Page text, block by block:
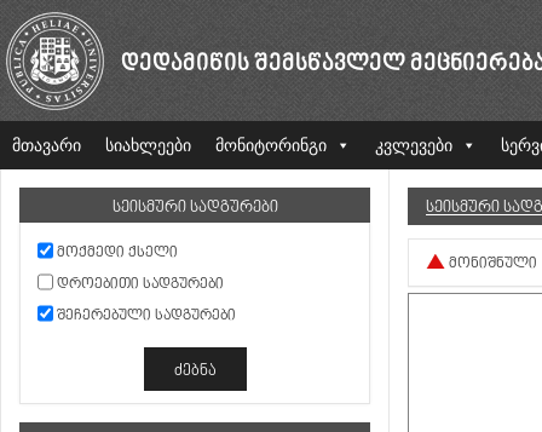
ᲓᲔᲓᲐᲛᲘᲬᲘᲡ ᲨᲔᲛᲡᲬᲐᲕᲚᲔᲚ
მთავარი სიახლეები მონიტორინგი კვლევები
ᲡᲔᲘᲡᲛᲣᲠᲘ ᲡᲐᲓᲒᲣᲠᲔᲑᲘ
ᲛᲝᲥᲛᲔᲓᲘ ᲥᲡᲔᲚᲘ
ᲓᲠᲝᲔᲑᲘᲗᲘ ᲡᲐᲓᲒᲣᲠᲔᲑᲘ
ᲨᲔᲩᲔᲠᲔᲑᲣᲚᲘ ᲡᲐᲓᲒᲣᲠᲔᲑᲘ
ᲡᲔᲘᲡᲛᲣᲠᲘ
ᲛᲝᲜᲘᲨᲜᲣᲚᲘ